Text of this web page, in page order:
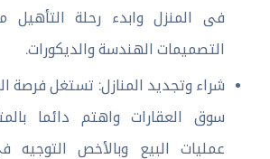
فى المنزل وابدء رحلة
التصميمات الهندسة والديكورات.
شراء وتجديد المنازل: تستغل فرصة
سوق العقارات واهتم دائما
عمليات البيع وبالأخص التوجيه